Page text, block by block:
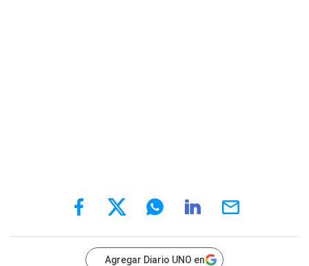
Agregar Diario UNO en